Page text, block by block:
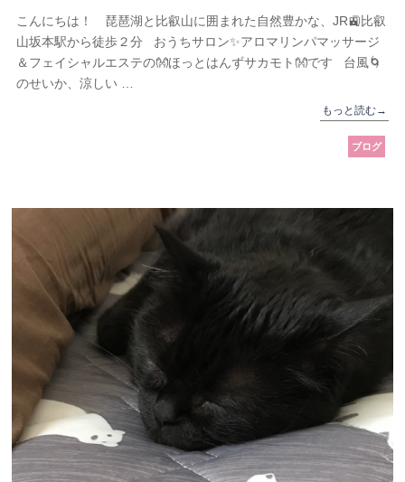
こんにちは！ 琵琶湖と比叡山に囲まれた自然豊かな、JR🚉比叡
山坂本駅から徒歩２分 おうちサロン✨アロマリンパマッサージ
＆フェイシャルエステの👐ほっとはんずサカモト👐です 台風🌀
のせいか、涼しい …
もっと読む→
ブログ